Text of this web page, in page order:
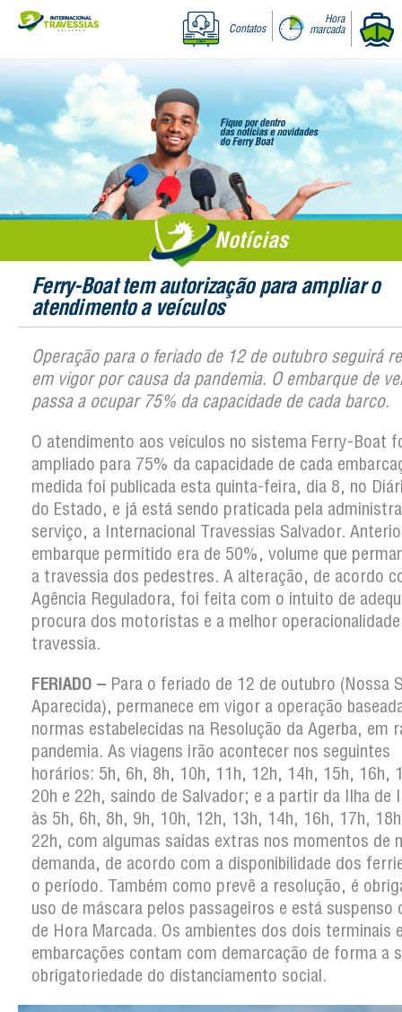
Contatos
Hora
marcada
Notícias
Ferry-Boat tem autorização para ampliar o
atendimento a veículos
Operação para o feriado de 12 de outubro seguirá
em vigor por causa da pandemia. O embarque de
passa a ocupar 75% da capacidade de cada barco.
O atendimento aos veículos no sistema Ferry-Boat
ampliado para 75% da capacidade de cada
medida foi publicada esta quinta-feira, dia 8, no
do Estado, e já está sendo praticada pela
serviço, a Internacional Travessias Salvador.
embarque permitido era de 50%, volume que
a travessia dos pedestres. A alteração, de acordo
Agência Reguladora, foi feita com o intuito de
procura dos motoristas e a melhor
travessia.
FERIADO – Para o feriado de 12 de outubro (Nossa
Aparecida), permanece em vigor a operação
normas estabelecidas na Resolução da Agerba, em
pandemia. As viagens irão acontecer nos seguintes
horários: 5h, 6h, 8h, 10h, 11h, 12h, 14h, 15h, 16h,
20h e 22h, saindo de Salvador; e a partir da Ilha de
às 5h, 6h, 8h, 9h, 10h, 12h, 13h, 14h, 16h, 17h,
22h, com algumas saídas extras nos momentos de
demanda, de acordo com a disponibilidade dos
o período. Também como prevê a resolução, é
uso de máscara pelos passageiros e está suspenso
de Hora Marcada. Os ambientes dos dois terminais
embarcações contam com demarcação de forma a
obrigatoriedade do distanciamento social.